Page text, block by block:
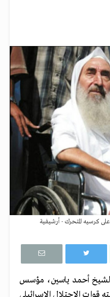
كرسيه المتحرك - أرشيفية
أحمد ياسين، مؤسس